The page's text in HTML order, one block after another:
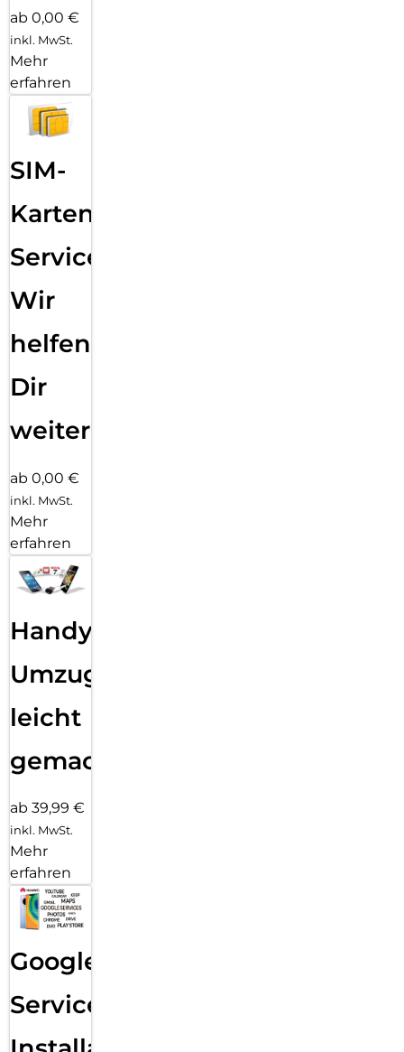
ab 0,00 €
inkl. MwSt.
Mehr
erfahren
SIM-
Karten
Service:
Wir
helfen
Dir
weiter
ab 0,00 €
inkl. MwSt.
Mehr
erfahren
Handy
Umzug
leicht
gemacht!
ab 39,99 €
inkl. MwSt.
Mehr
erfahren
Google
Services